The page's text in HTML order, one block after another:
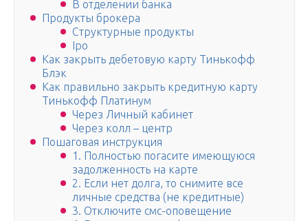
В отделении банка
Продукты брокера
Структурные продукты
Ipo
Как закрыть дебетовую карту Тинькофф
Блэк
Как правильно закрыть кредитную карту
Тинькофф Платинум
Через Личный кабинет
Через колл – центр
Пошаговая инструкция
1. Полностью погасите имеющуюся
задолженность на карте
2. Если нет долга, то снимите все
личные средства (не кредитные)
3. Отключите смс-оповещение